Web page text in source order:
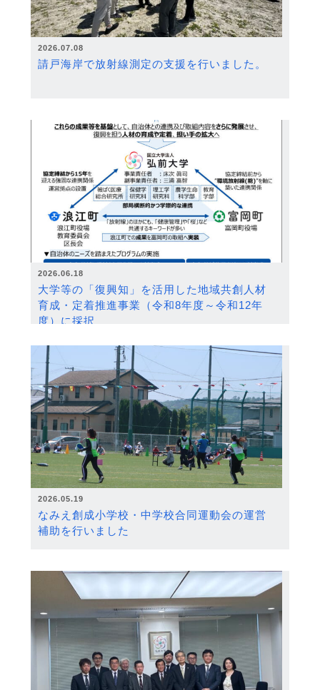
2026.07.08
請戸海岸で放射線測定の支援を行いました。
2026.06.18
大学等の「復興知」を活用した地域共創人材
育成・定着推進事業（令和8年度～令和12年
度）に採択
2026.05.19
なみえ創成小学校・中学校合同運動会の運営
補助を行いました